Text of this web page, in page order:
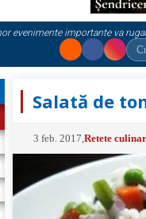
evenimente importante va
Salată de
3 feb. 2017 ,Retete